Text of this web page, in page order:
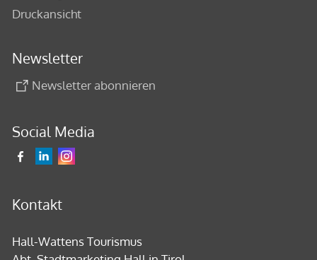
Druckansicht
Newsletter
Newsletter abonnieren
Social Media
Kontakt
Hall-Wattens Tourismus